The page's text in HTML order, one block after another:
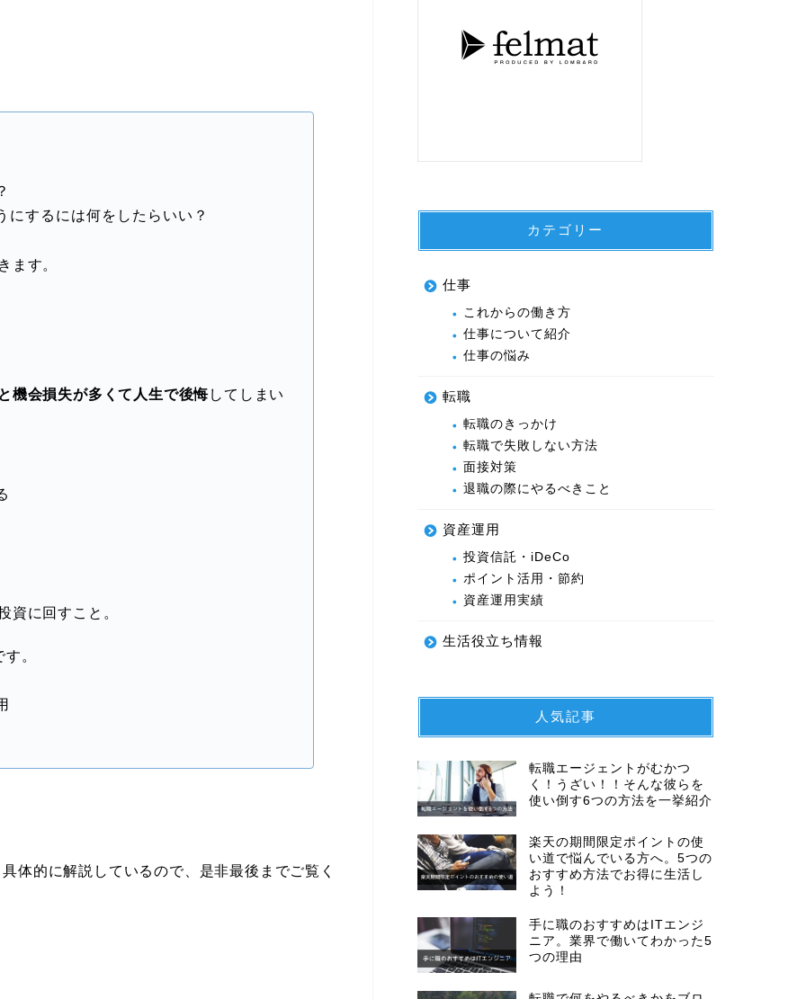
にするには何をしたらいい？
ます。
機会損失が多くて人生で後悔してしまい
資に回すこと。
。
体的に解説しているので、是非最後までご覧く
カテゴリー
仕事
これからの働き方
仕事について紹介
仕事の悩み
転職
転職のきっかけ
転職で失敗しない方法
面接対策
退職の際にやるべきこと
資産運用
投資信託・iDeCo
ポイント活用・節約
資産運用実績
生活役立ち情報
人気記事
転職エージェントがむかつ
く！うざい！！そんな彼らを
使い倒す6つの方法を一挙紹介
楽天の期間限定ポイントの使
い道で悩んでいる方へ。5つの
おすすめ方法でお得に生活し
よう！
手に職のおすすめはITエンジ
ニア。業界で働いてわかった5
つの理由